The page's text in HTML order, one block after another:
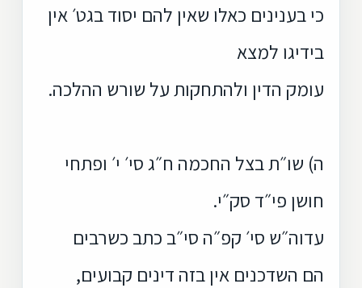
כי בענינים כאלו שאין להם יסוד בגט׳ אין
בידיגו למצא
עומק הדין ולהתחקות על שורש ההלכה.
ה) שו״ת בצל החכמה ח״ג סי׳ י׳ ופתחי
חושן פי״ד סק״י.
עדוה״ש סי׳ קפ״ה סי״ב כתב כשרבים
הם השדכנים אין בזה דינים קבועים,